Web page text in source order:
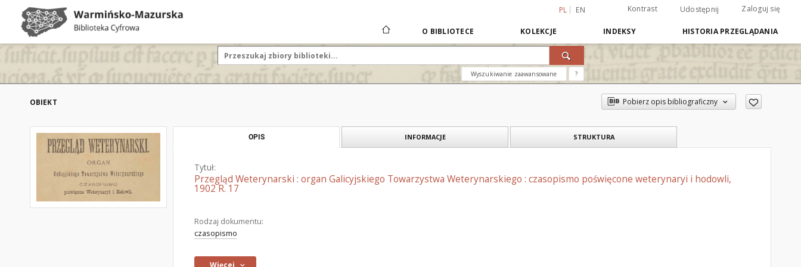
PL EN Kontrast Udostępnij Zaloguj się
O BIBLIOTECE KOLEKCJE INDEKSY HISTORIA PRZEGLĄDANIA
Wyszukiwanie zaawansowane ?
OBIEKT Pobierz opis bibliograficzny
OPIS INFORMACJE STRUKTURA
Tytuł:
Przegląd Weterynarski : organ Galicyjskiego Towarzystwa Weterynarskiego : czasopismo poświęcone weterynaryi i hodowli,
1902 R. 17
Rodzaj dokumentu:
czasopismo
Więcej